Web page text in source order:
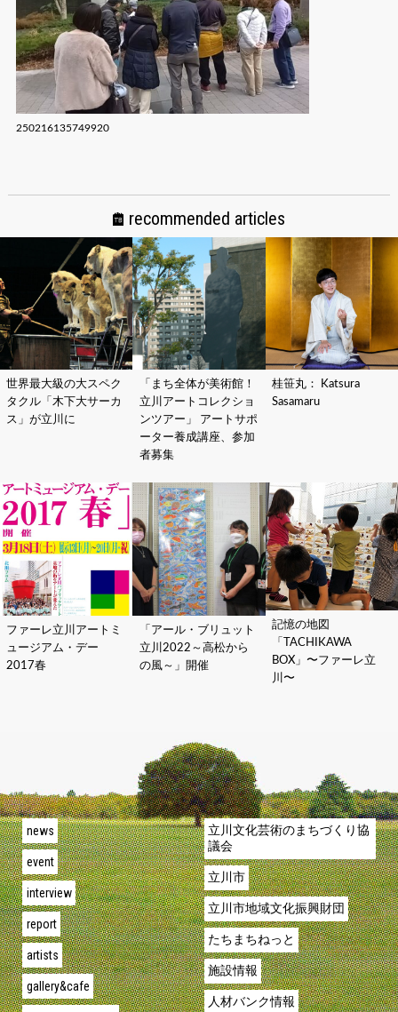
250216135749920
recommended articles
世界最大級の大スペク
タクル「木下大サーカ
ス」が立川に
「まち全体が美術館！
立川アートコレクショ
ンツアー」 アートサポ
ーター養成講座、参加
者募集
桂笹丸： Katsura
Sasamaru
ファーレ立川アートミ
ュージアム・デー
2017春
「アール・ブリュット
立川2022～高松から
の風～」開催
記憶の地図
「TACHIKAWA
BOX」〜ファーレ立
川〜
news
event
interview
report
artists
gallery&cafe
立川文化芸術のまちづくり協
議会
立川市
立川市地域文化振興財団
たちまちねっと
施設情報
人材バンク情報